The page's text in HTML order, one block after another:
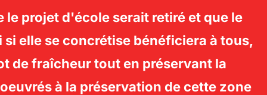
projet d'école serait retiré et que le
elle se concrétise bénéficiera à tous,
de fraîcheur tout en préservant la
à la préservation de cette zone
Donderberg
vertueux
Les enjeux
?
Nos Demandes
Contact Français
Rechercher :
PERMUTER